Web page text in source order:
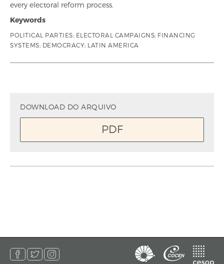
every electoral reform process.
Keywords
POLITICAL PARTIES; ELECTORAL CAMPAIGNS; FINANCING
SYSTEMS; DEMOCRACY; LATIN AMERICA
DOWNLOAD DO ARQUIVO
PDF